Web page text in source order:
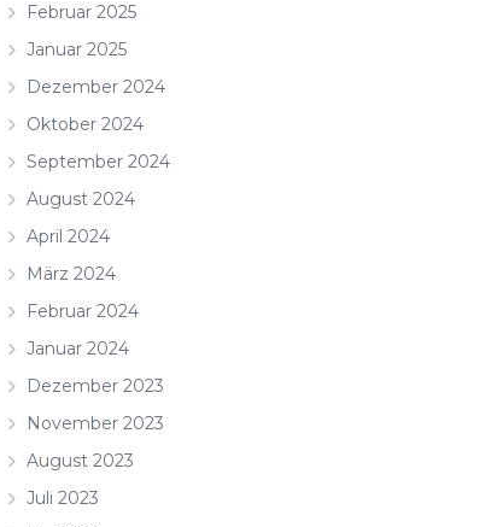
Februar 2025
Januar 2025
Dezember 2024
Oktober 2024
September 2024
August 2024
April 2024
März 2024
Februar 2024
Januar 2024
Dezember 2023
November 2023
August 2023
Juli 2023